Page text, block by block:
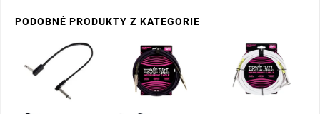
PODOBNÉ PRODUKTY Z KATEGORIE